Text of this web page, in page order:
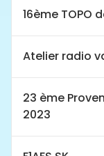
16ème TOPO
Atelier radio
23 ème
2023